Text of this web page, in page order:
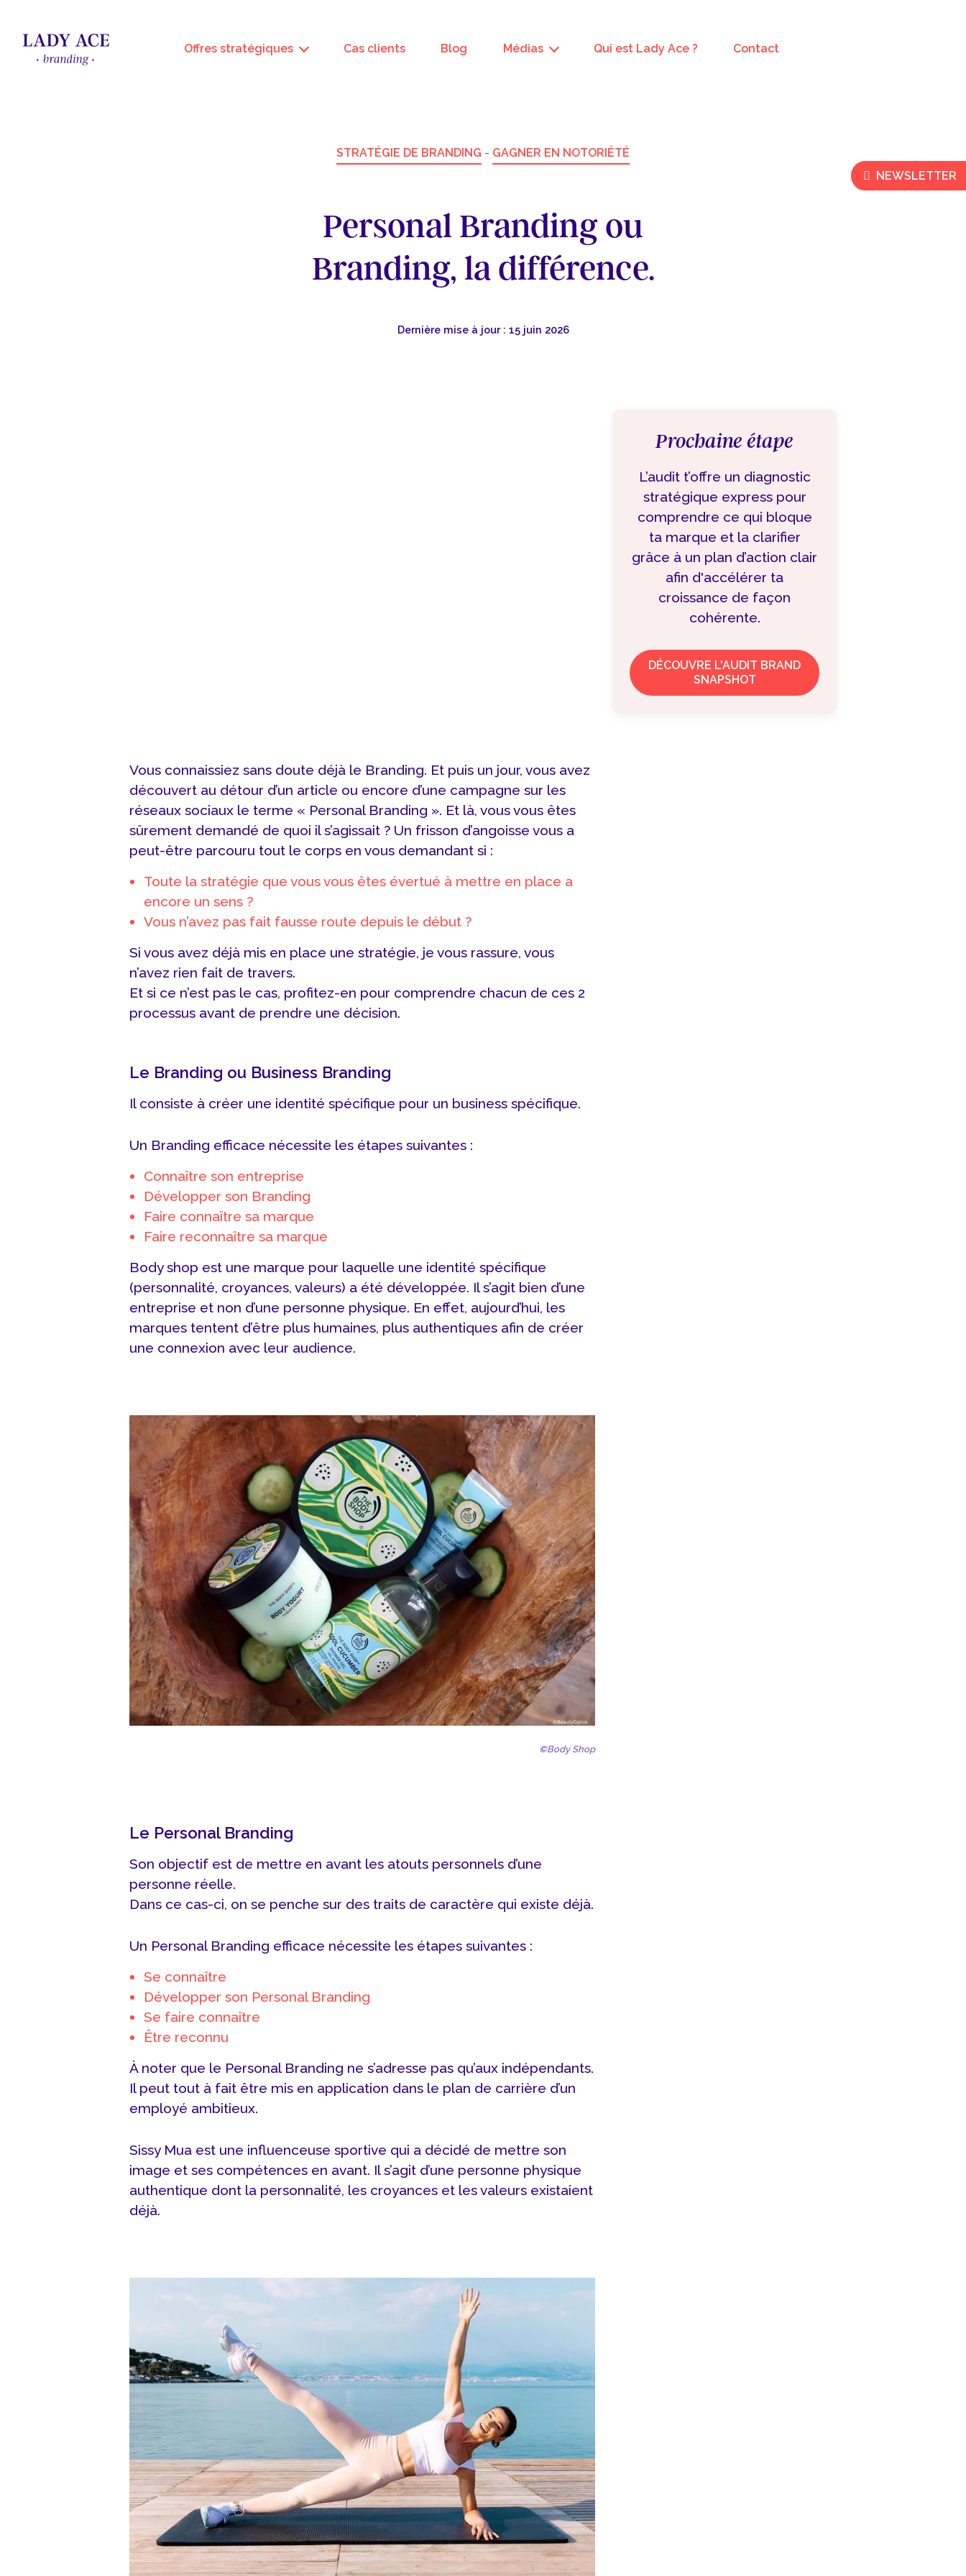
Offres stratégiques Cas clients Blog Médias Qui est Lady Ace ? Contact
STRATÉGIE DE BRANDING - GAGNER EN NOTORIÉTÉ
Personal Branding ou
Branding, la différence.
Dernière mise à jour : 15 juin 2026
Vous connaissiez sans doute déjà le Branding. Et puis un jour, vous avez
découvert au détour d’un article ou encore d’une campagne sur les
réseaux sociaux le terme « Personal Branding ». Et là, vous vous êtes
sûrement demandé de quoi il s’agissait ? Un frisson d’angoisse vous a
peut-être parcouru tout le corps en vous demandant si :
Toute la stratégie que vous vous êtes évertué à mettre en place a
encore un sens ?
Vous n’avez pas fait fausse route depuis le début ?
Si vous avez déjà mis en place une stratégie, je vous rassure, vous
n’avez rien fait de travers.
Et si ce n’est pas le cas, profitez-en pour comprendre chacun de ces 2
processus avant de prendre une décision.
Le Branding ou Business Branding
Il consiste à créer une identité spécifique pour un business spécifique.
Un Branding efficace nécessite les étapes suivantes :
Connaître son entreprise
Développer son Branding
Faire connaître sa marque
Faire reconnaître sa marque
Body shop est une marque pour laquelle une identité spécifique
(personnalité, croyances, valeurs) a été développée. Il s’agit bien d’une
entreprise et non d’une personne physique. En effet, aujourd’hui, les
marques tentent d’être plus humaines, plus authentiques afin de créer
une connexion avec leur audience.
©Body Shop
Le Personal Branding
Son objectif est de mettre en avant les atouts personnels d’une
personne réelle.
Dans ce cas-ci, on se penche sur des traits de caractère qui existe déjà.
Un Personal Branding efficace nécessite les étapes suivantes :
Se connaître
Développer son Personal Branding
Se faire connaître
Être reconnu
À noter que le Personal Branding ne s’adresse pas qu’aux indépendants.
Il peut tout à fait être mis en application dans le plan de carrière d’un
employé ambitieux.
Sissy Mua est une influenceuse sportive qui a décidé de mettre son
image et ses compétences en avant. Il s’agit d’une personne physique
authentique dont la personnalité, les croyances et les valeurs existaient
déjà.
Prochaine étape
L’audit t’offre un diagnostic
stratégique express pour
comprendre ce qui bloque
ta marque et la clarifier
grâce à un plan d’action clair
afin d'accélérer ta
croissance de façon
cohérente.
DÉCOUVRE L'AUDIT BRAND
SNAPSHOT
NEWSLETTER